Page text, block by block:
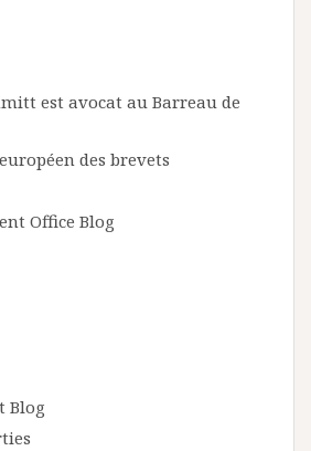
est avocat au Barreau de
des brevets
Office Blog
Blog